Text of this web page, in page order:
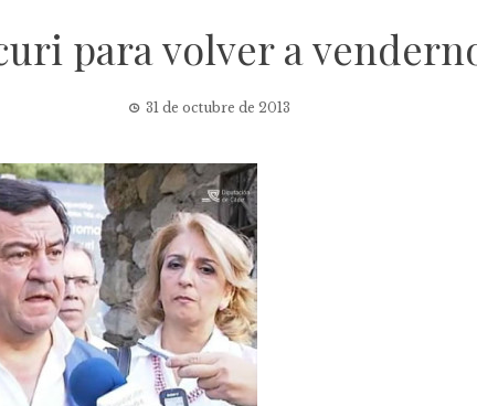
para volver a
31 de octubre de 2013